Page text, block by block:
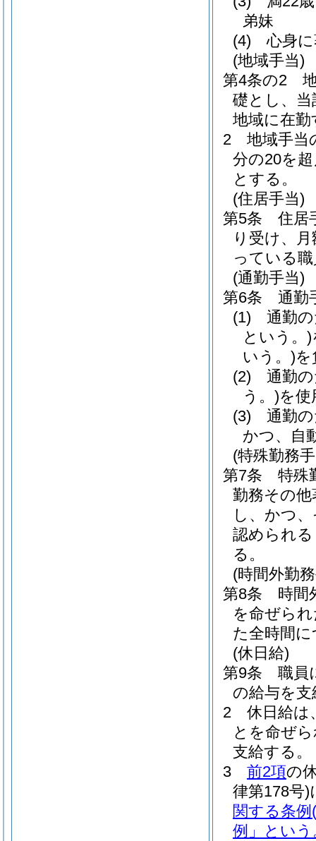
弟妹
(4)
心身
(地域手当)
第4条の2
礎とし、
地域に在
2
地域手当
分の20を
とする。
(住居手当)
第5条
住居
り受け、
っている
(通勤手当)
第6条
通勤
(1)
通勤
という。)
いう。)
(2)
通勤
う。)を
(3)
通勤
かつ、自
(特殊勤務
第7条
特殊
勤務その
し、かつ
認められ
る。
(時間外勤
第8条
時間
を命ぜら
た全時間
(休日給)
第9条
職員
の給与を
2
休日給は
とを命ぜ
支給する。
3
前2項の
律第178号)
関する条例
例」という